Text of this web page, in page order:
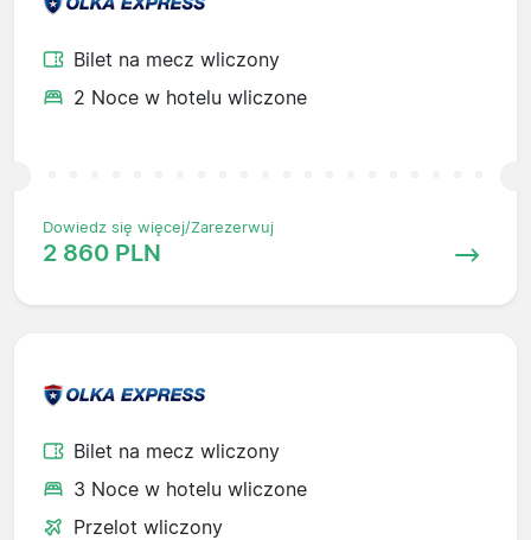
Bilet na mecz wliczony
2 Noce w hotelu wliczone
Dowiedz się więcej/Zarezerwuj
2 860 PLN
Bilet na mecz wliczony
3 Noce w hotelu wliczone
Przelot wliczony